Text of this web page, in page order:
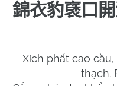
錦衣豹褎口
Xích phất cao
thạch.